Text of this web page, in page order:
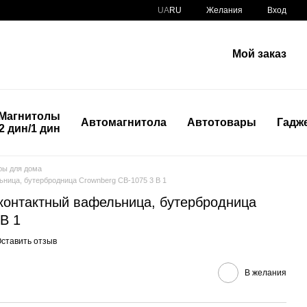
UARU Желания Вход
Мой заказ
Магнитолы
дин/1 дин
Автомагнитола Автотовары
для дома
бутербродница Crownberg CB-1075 3 В 1
вафельница, бутербродница
1
отзыв
В желания